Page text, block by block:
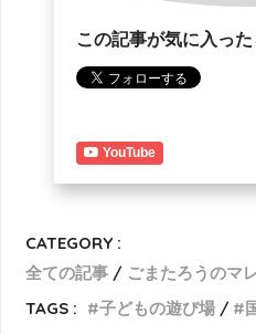
この記事が気に入っ
YouTube
CATEGORY :
全ての記事
ごまたろうのマ
TAGS :
子どもの遊び場